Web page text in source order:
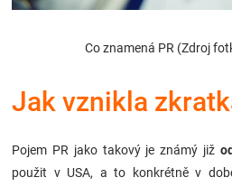
Blog
Co znamená PR (Zdroj
Jak vznikla
Pojem PR jako takový je známý již
použit v USA, a to konkrétně v